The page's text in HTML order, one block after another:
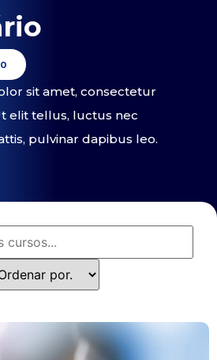
sit amet, consectetur
elit tellus, luctus nec
pulvinar dapibus leo.